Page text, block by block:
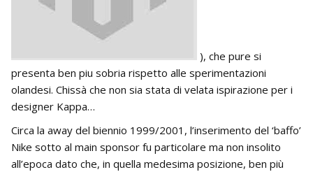
), che pure si
presenta ben piu sobria rispetto alle sperimentazioni
olandesi. Chissà che non sia stata di velata ispirazione per i
designer Kappa…
Circa la away del biennio 1999/2001, l’inserimento del ‘baffo’
Nike sotto al main sponsor fu particolare ma non insolito
all’epoca dato che, in quella medesima posizione, ben più